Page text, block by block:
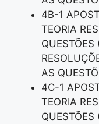
4B-1
TEORIA
QUESTÕES
AS
4C-1
TEORIA
QUESTÕES